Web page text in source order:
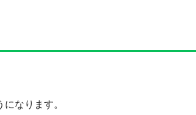
なります。